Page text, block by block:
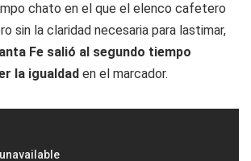
chato en el que el elenco cafetero
sin la claridad necesaria para lastimar,
Fe salió al segundo tiempo
la igualdad en el marcador.